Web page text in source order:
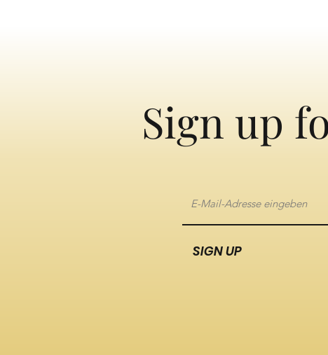
Sign up
SIGN UP